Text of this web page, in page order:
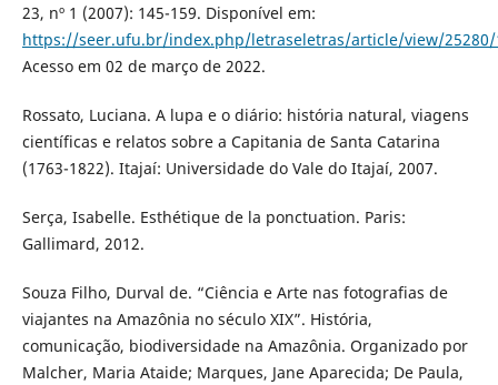
23, nº 1 (2007): 145-159. Disponível em:
https://seer.ufu.br/index.php/letraseletras/article/view/25280/
Acesso em 02 de março de 2022.
Rossato, Luciana. A lupa e o diário: história natural, viagens
científicas e relatos sobre a Capitania de Santa Catarina
(1763-1822). Itajaí: Universidade do Vale do Itajaí, 2007.
Serça, Isabelle. Esthétique de la ponctuation. Paris:
Gallimard, 2012.
Souza Filho, Durval de. “Ciência e Arte nas fotografias de
viajantes na Amazônia no século XIX”. História,
comunicação, biodiversidade na Amazônia. Organizado por
Malcher, Maria Ataide; Marques, Jane Aparecida; De Paula,